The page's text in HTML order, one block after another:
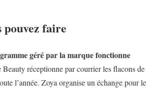
pouvez faire
géré par la marque fonctionne
Beauty réceptionne par courrier les flacons de
l’année. Zoya organise un échange pour le